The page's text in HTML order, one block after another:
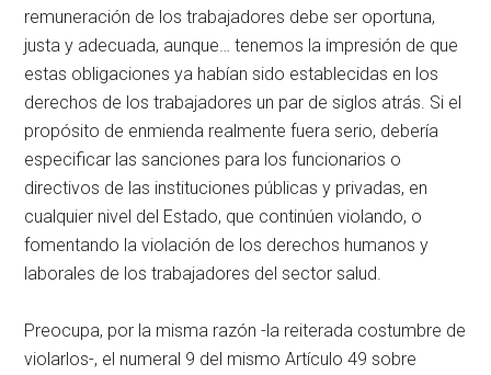
remuneración de los trabajadores debe ser oportuna,
justa y adecuada, aunque… tenemos la impresión de que
estas obligaciones ya habían sido establecidas en los
derechos de los trabajadores un par de siglos atrás. Si el
propósito de enmienda realmente fuera serio, debería
especificar las sanciones para los funcionarios o
directivos de las instituciones públicas y privadas, en
cualquier nivel del Estado, que continúen violando, o
fomentando la violación de los derechos humanos y
laborales de los trabajadores del sector salud.
Preocupa, por la misma razón -la reiterada costumbre de
violarlos-, el numeral 9 del mismo Artículo 49 sobre